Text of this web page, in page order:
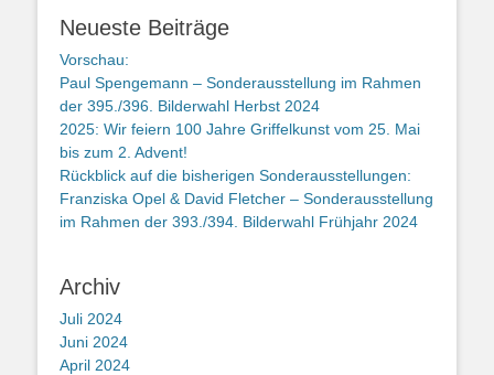
Neueste Beiträge
Vorschau:
Paul Spengemann – Sonderausstellung im Rahmen
der 395./396. Bilderwahl Herbst 2024
2025: Wir feiern 100 Jahre Griffelkunst vom 25. Mai
bis zum 2. Advent!
Rückblick auf die bisherigen Sonderausstellungen:
Franziska Opel & David Fletcher – Sonderausstellung
im Rahmen der 393./394. Bilderwahl Frühjahr 2024
Archiv
Juli 2024
Juni 2024
April 2024